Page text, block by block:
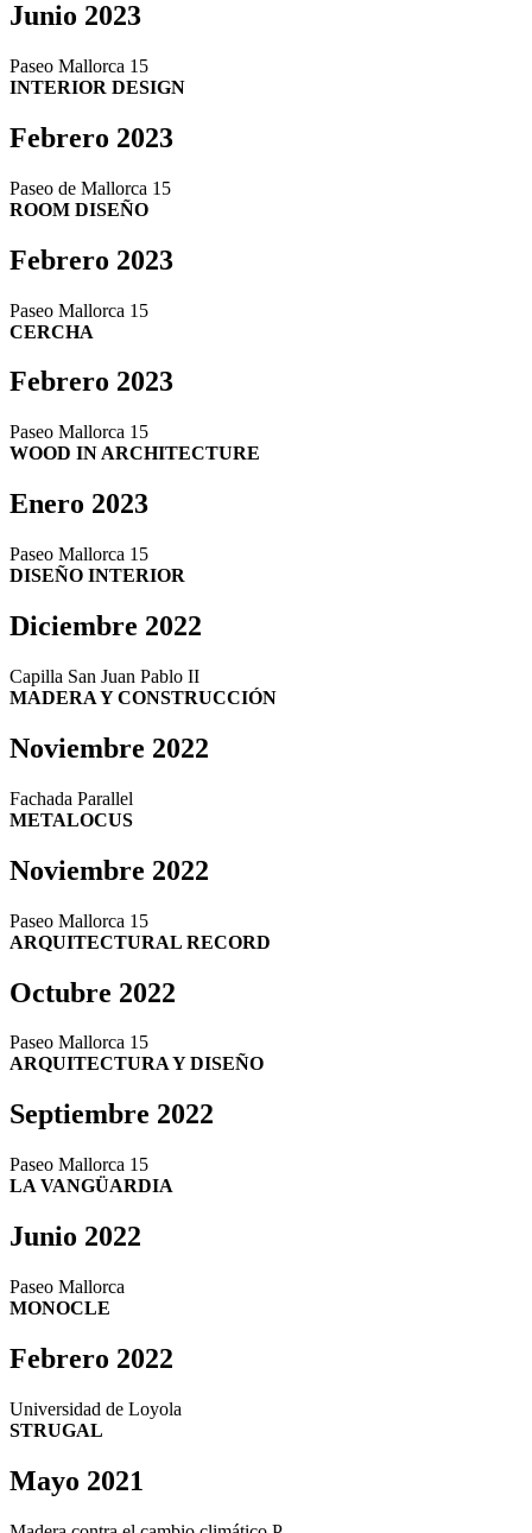
Junio 2023
Paseo Mallorca 15
INTERIOR DESIGN
Febrero 2023
Paseo de Mallorca 15
ROOM DISEÑO
Febrero 2023
Paseo Mallorca 15
CERCHA
Febrero 2023
Paseo Mallorca 15
WOOD IN ARCHITECTURE
Enero 2023
Paseo Mallorca 15
DISEÑO INTERIOR
Diciembre 2022
Capilla San Juan Pablo II
MADERA Y CONSTRUCCIÓN
Noviembre 2022
Fachada Parallel
METALOCUS
Noviembre 2022
Paseo Mallorca 15
ARQUITECTURAL RECORD
Octubre 2022
Paseo Mallorca 15
ARQUITECTURA Y DISEÑO
Septiembre 2022
Paseo Mallorca 15
LA VANGÜARDIA
Junio 2022
Paseo Mallorca
MONOCLE
Febrero 2022
Universidad de Loyola
STRUGAL
Mayo 2021